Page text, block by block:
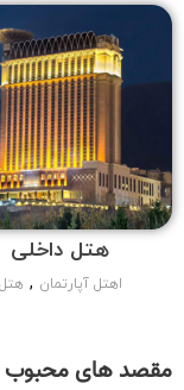
هتل داخلی
اهتل آپارتمان , هتل
مقصد های محبوب